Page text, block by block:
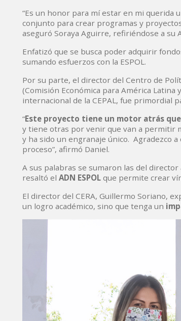
“Es un honor para mí estar en mi querida
conjunto para crear programas y
aseguró Soraya Aguirre, refiriéndose a su
Enfatizó que se busca poder adquirir
sumando esfuerzos con la ESPOL.
Por su parte, el director del Centro de
(Comisión Económica para América Latina
internacional de la CEPAL, fue primordial
“Este proyecto tiene un motor atrás que
y tiene otras por venir que van a permitir
y ha sido un engranaje único. Agradezco
proceso”, afirmó Daniel.
A sus palabras se sumaron las del
resaltó el ADN ESPOL que permite crear
El director del CERA, Guillermo Soriano,
un logro académico, sino que tenga un